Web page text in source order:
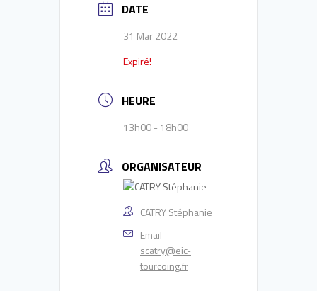
DATE
31 Mar 2022
Expiré!
HEURE
13h00 - 18h00
ORGANISATEUR
CATRY Stéphanie
Email
scatry@eic-
tourcoing.fr